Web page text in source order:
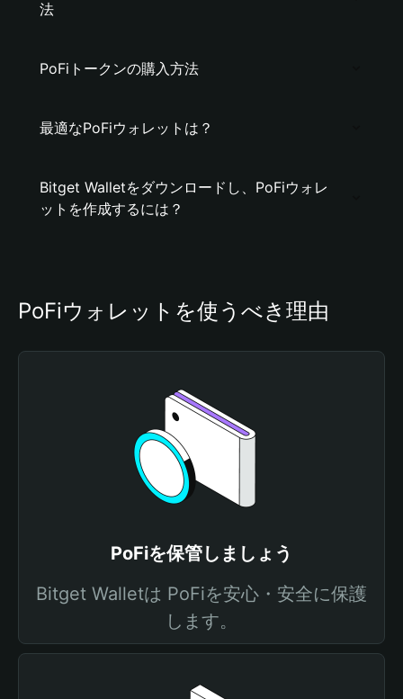
法
PoFiトークンの購入方法
最適なPoFiウォレットは？
Bitget Walletをダウンロードし、PoFiウォレ
ットを作成するには？
PoFiウォレットを使うべき理由
PoFiを保管しましょう
Bitget Walletは PoFiを安心・安全に保護
します。